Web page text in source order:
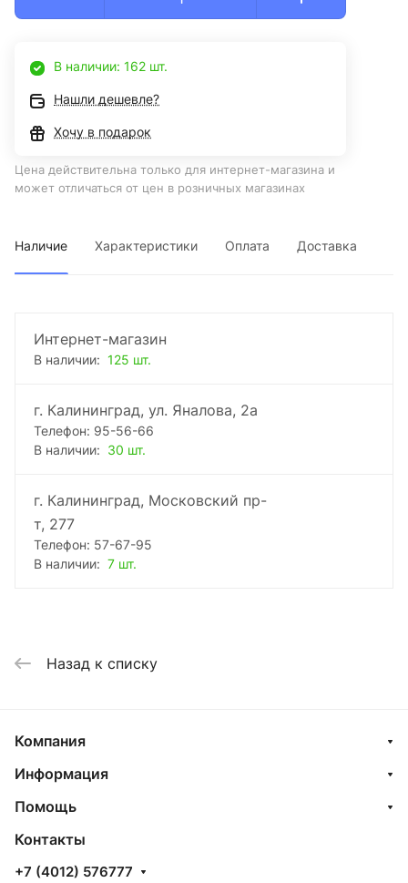
В наличии: 162 шт.
Нашли дешевле?
Хочу в подарок
Цена действительна только для интернет-магазина и
может отличаться от цен в розничных магазинах
Наличие Характеристики Оплата Доставка
Интернет-магазин
В наличии: 125 шт.
г. Калининград, ул. Яналова, 2а
Телефон: 95-56-66
В наличии: 30 шт.
г. Калининград, Московский пр-
т, 277
Телефон: 57-67-95
В наличии: 7 шт.
Назад к списку
Компания
Информация
Помощь
Контакты
+7 (4012) 576777